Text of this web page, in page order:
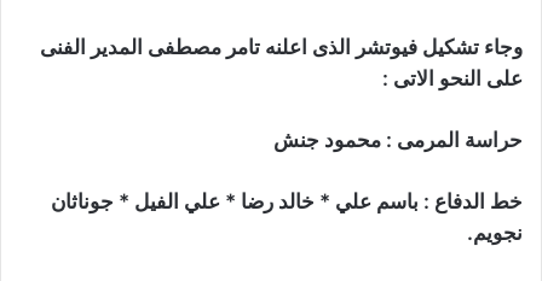
وجاء تشكيل فيوتشر الذى اعلنه تامر مصطفى المدير الفنى
على النحو الاتى :
حراسة المرمى : محمود جنش
خط الدفاع : باسم علي * خالد رضا * علي الفيل * جوناثان
نجويم.